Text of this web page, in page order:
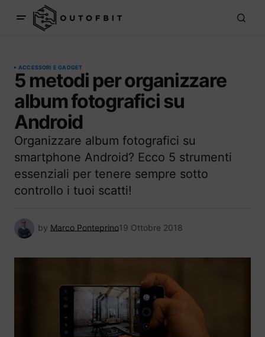
ACCESSORI E GADGET
5 metodi per organizzare
album fotografici su
Android
Organizzare album fotografici su
smartphone Android? Ecco 5 strumenti
essenziali per tenere sempre sotto
controllo i tuoi scatti!
by Marco Ponteprino19 Ottobre 2018